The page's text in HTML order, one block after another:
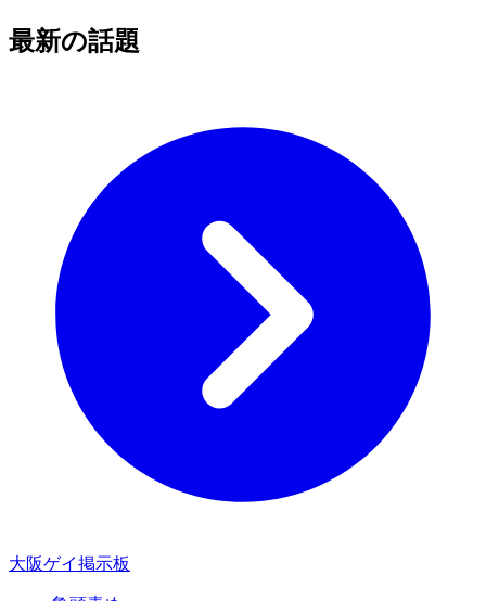
最新の話題
大阪ゲイ掲示板